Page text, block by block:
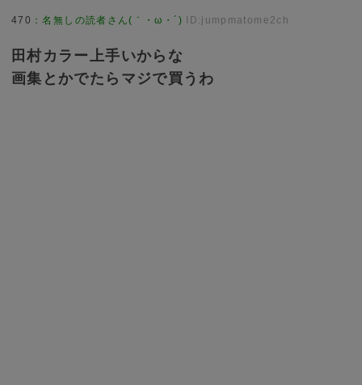
470 ：名無しの読者さん(｀・ω・´) ID:jumpmatome2ch
田村カラー上手いからな
画集とかでたらマジで買うわ